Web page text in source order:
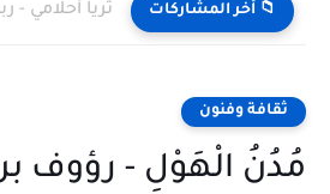
📁 أخر المشاركات ثريا أحلامي -
ثقافة وفنون
مُدُنُ الْهَوْلِ - رؤوف